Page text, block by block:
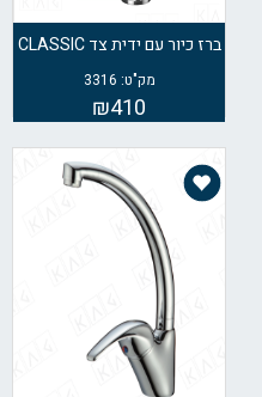
ברז כיור עם ידית צד CLASSIC
מק"ט: 3316
₪410